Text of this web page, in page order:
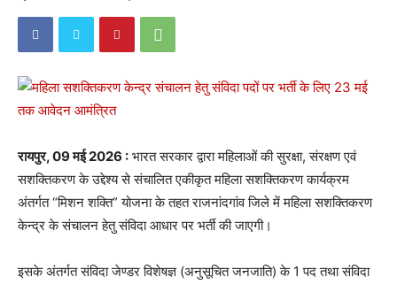
रायपुर, 09 मई 2026 : भारत सरकार द्वारा महिलाओं की सुरक्षा, संरक्षण एवं
सशक्तिकरण के उद्देश्य से संचालित एकीकृत महिला सशक्तिकरण कार्यक्रम
अंतर्गत “मिशन शक्ति” योजना के तहत राजनांदगांव जिले में महिला सशक्तिकरण
केन्द्र के संचालन हेतु संविदा आधार पर भर्ती की जाएगी।
इसके अंतर्गत संविदा जेण्डर विशेषज्ञ (अनुसूचित जनजाति) के 1 पद तथा संविदा